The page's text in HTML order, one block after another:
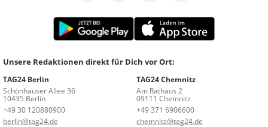
Unsere Redaktionen direkt für Dich vor Ort:
TAG24 Berlin
Schönhauser Allee 36
10435 Berlin
+49 30 120880900
berlin@tag24.de
TAG24 Chemnitz
Am Rathaus 2
09111 Chemnitz
+49 371 6906600
chemnitz@tag24.de